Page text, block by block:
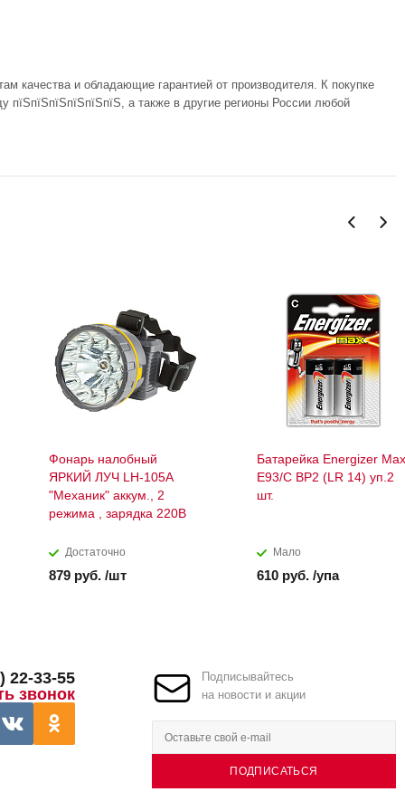
качества и обладающие гарантией от производителя. К покупке
а также в другие регионы России любой
Фонарь налобный
ЯРКИЙ ЛУЧ LH-105A
"Механик" аккум., 2
режима , зарядка 220В
Достаточно
879 руб. /шт
Батарейка Energizer Max
E93/C BP2 (LR 14) уп.2
шт.
Мало
610 руб. /упа
22-33-55
звонок
Подписывайтесь
на новости и акции
ПОДПИСАТЬСЯ